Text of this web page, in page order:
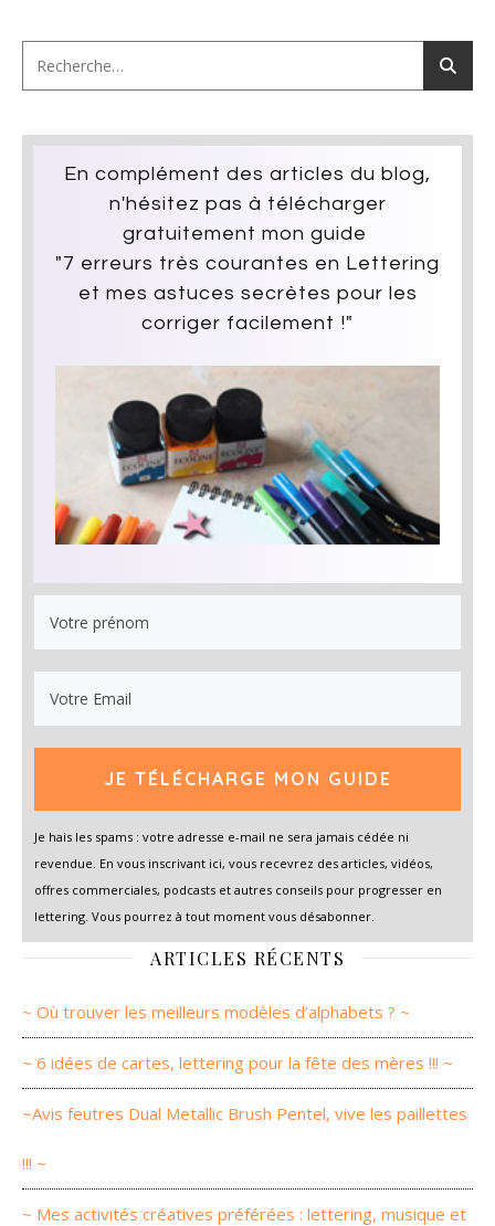
En complément des articles du blog,
n'hésitez pas à télécharger
gratuitement mon guide
"7 erreurs très courantes en Lettering
et mes astuces secrètes pour les
corriger facilement !"
JE TÉLÉCHARGE MON GUIDE
Je hais les spams : votre adresse e-mail ne sera jamais cédée ni
revendue. En vous inscrivant ici, vous recevrez des articles, vidéos,
offres commerciales, podcasts et autres conseils pour progresser en
lettering. Vous pourrez à tout moment vous désabonner.
ARTICLES RÉCENTS
~ Où trouver les meilleurs modèles d’alphabets ? ~
~ 6 idées de cartes, lettering pour la fête des mères !!! ~
~Avis feutres Dual Metallic Brush Pentel, vive les paillettes
!!! ~
~ Mes activités créatives préférées : lettering, musique et